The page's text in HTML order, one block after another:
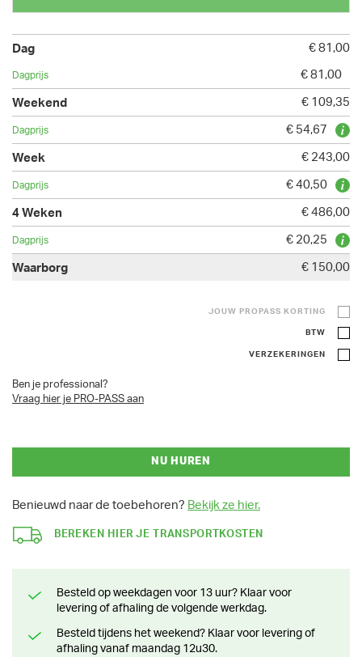
€ 81,00
€ 81,00
€ 109,35
€ 54,67
€ 243,00
€ 40,50
€ 486,00
€ 20,25
€ 150,00
JOUW PROPASS KORTING
BTW
VERZEKERINGEN
Ben je professional?
Vraag hier je PRO-PASS aan
NU HUREN
Benieuwd naar de toebehoren? Bekijk ze hier.
BEREKEN HIER JE TRANSPORTKOSTEN
Besteld op weekdagen voor 13 uur? Klaar voor
levering of afhaling de volgende werkdag.
Besteld tijdens het weekend? Klaar voor levering of
afhaling vanaf maandag 12u30.